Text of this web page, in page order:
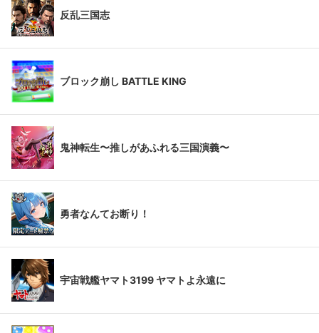
反乱三国志
ブロック崩し BATTLE KING
鬼神転生〜推しがあふれる三国演義〜
勇者なんてお断り！
宇宙戦艦ヤマト3199 ヤマトよ永遠に